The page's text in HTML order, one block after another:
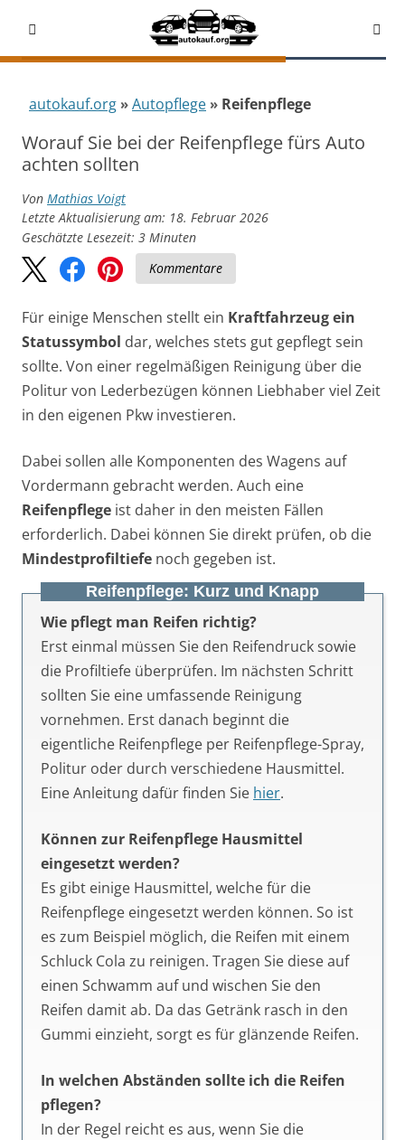
autokauf.org Autopflege Reifenpflege
Worauf Sie bei der Reifenpflege fürs Auto
achten sollten
Von Mathias Voigt
Letzte Aktualisierung am: 18. Februar 2026
Geschätzte Lesezeit: 3 Minuten
Kommentare
Für einige Menschen stellt ein Kraftfahrzeug ein
Statussymbol dar, welches stets gut gepflegt sein
sollte. Von einer regelmäßigen Reinigung über die
Politur von Lederbezügen können Liebhaber viel Zeit
in den eigenen Pkw investieren.
Dabei sollen alle Komponenten des Wagens auf
Vordermann gebracht werden. Auch eine
Reifenpflege ist daher in den meisten Fällen
erforderlich. Dabei können Sie direkt prüfen, ob die
Mindestprofiltiefe noch gegeben ist.
Reifenpflege: Kurz und Knapp
Wie pflegt man Reifen richtig?
Erst einmal müssen Sie den Reifendruck sowie
die Profiltiefe überprüfen. Im nächsten Schritt
sollten Sie eine umfassende Reinigung
vornehmen. Erst danach beginnt die
eigentliche Reifenpflege per Reifenpflege-Spray,
Politur oder durch verschiedene Hausmittel.
Eine Anleitung dafür finden Sie hier.
Können zur Reifenpflege Hausmittel
eingesetzt werden?
Es gibt einige Hausmittel, welche für die
Reifenpflege eingesetzt werden können. So ist
es zum Beispiel möglich, die Reifen mit einem
Schluck Cola zu reinigen. Tragen Sie diese auf
einen Schwamm auf und wischen Sie den
Reifen damit ab. Da das Getränk rasch in den
Gummi einzieht, sorgt es für glänzende Reifen.
In welchen Abständen sollte ich die Reifen
pflegen?
In der Regel reicht es aus, wenn Sie die